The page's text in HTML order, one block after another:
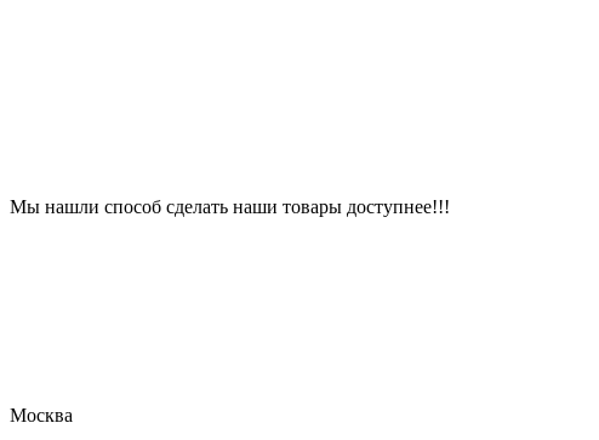
Мы нашли способ сделать наши товары доступнее!!!
Москва